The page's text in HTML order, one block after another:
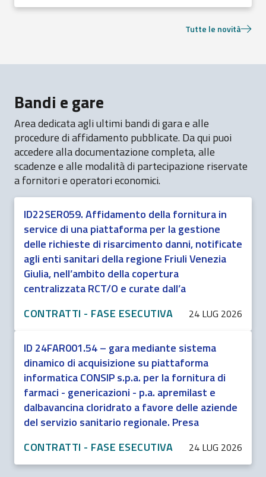
27/07/2026)
Tutte le novità
Bandi e gare
Area dedicata agli ultimi bandi di gara e alle
procedure di affidamento pubblicate. Da qui puoi
accedere alla documentazione completa, alle
scadenze e alle modalità di partecipazione riservate
a fornitori e operatori economici.
ID22SER059. Affidamento della fornitura in
service di una piattaforma per la gestione
delle richieste di risarcimento danni, notificate
agli enti sanitari della regione Friuli Venezia
Giulia, nell’ambito della copertura
centralizzata RCT/O e curate dall’a
CONTRATTI - FASE ESECUTIVA
24 LUG 2026
ID 24FAR001.54 – gara mediante sistema
dinamico di acquisizione su piattaforma
informatica CONSIP s.p.a. per la fornitura di
farmaci - genericazioni - p.a. apremilast e
dalbavancina cloridrato a favore delle aziende
del servizio sanitario regionale. Presa
CONTRATTI - FASE ESECUTIVA
24 LUG 2026